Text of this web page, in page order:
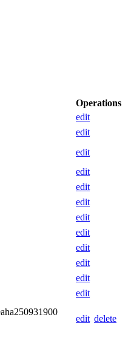
Operations
edit
edit
edit
edit
edit
edit
edit
edit
edit
edit
edit
edit
edit delete